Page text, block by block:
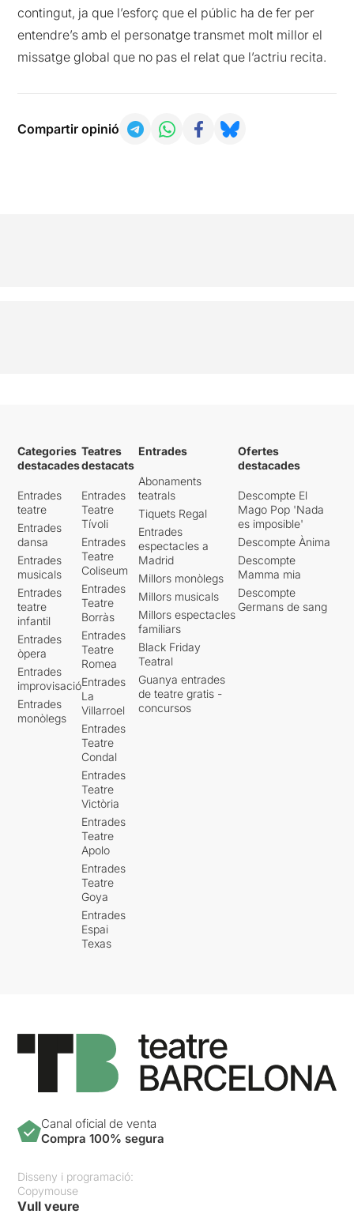
contingut, ja que l’esforç que el públic ha de fer per
entendre’s amb el personatge transmet molt millor el
missatge global que no pas el relat que l’actriu recita.
Compartir opinió
Categories
destacades
Entrades
teatre
Entrades
dansa
Entrades
musicals
Entrades
teatre
infantil
Entrades
òpera
Entrades
improvisació
Entrades
monòlegs
Teatres
destacats
Entrades
Teatre
Tívoli
Entrades
Teatre
Coliseum
Entrades
Teatre
Borràs
Entrades
Teatre
Romea
Entrades
La
Villarroel
Entrades
Teatre
Condal
Entrades
Teatre
Victòria
Entrades
Teatre
Apolo
Entrades
Teatre
Goya
Entrades
Espai
Texas
Entrades
Abonaments
teatrals
Tiquets Regal
Entrades
espectacles a
Madrid
Millors monòlegs
Millors musicals
Millors espectacles
familiars
Black Friday
Teatral
Guanya entrades
de teatre gratis -
concursos
Ofertes
destacades
Descompte El
Mago Pop 'Nada
es imposible'
Descompte Ànima
Descompte
Mamma mia
Descompte
Germans de sang
Canal oficial de venta
Compra 100% segura
Disseny i programació:
Copymouse
Vull veure